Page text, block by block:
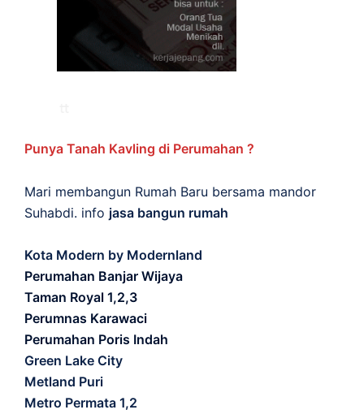
Punya Tanah Kavling di Perumahan ?
Mari membangun Rumah Baru bersama mandor
Suhabdi. info jasa bangun rumah
Kota Modern by Modernland
Perumahan Banjar Wijaya
Taman Royal 1,2,3
Perumnas Karawaci
Perumahan Poris Indah
Green Lake City
Metland Puri
Metro Permata 1,2